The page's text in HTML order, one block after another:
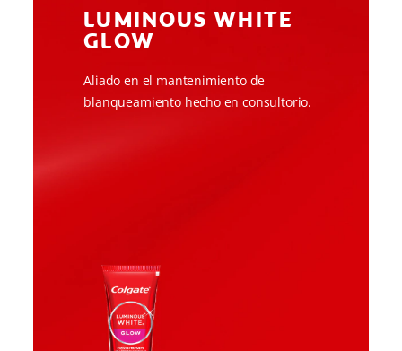
LUMINOUS WHITE
GLOW
Aliado en el mantenimiento de
blanqueamiento hecho en consultorio.